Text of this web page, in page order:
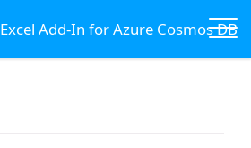
Excel Add-In for Azure Cosmos DB